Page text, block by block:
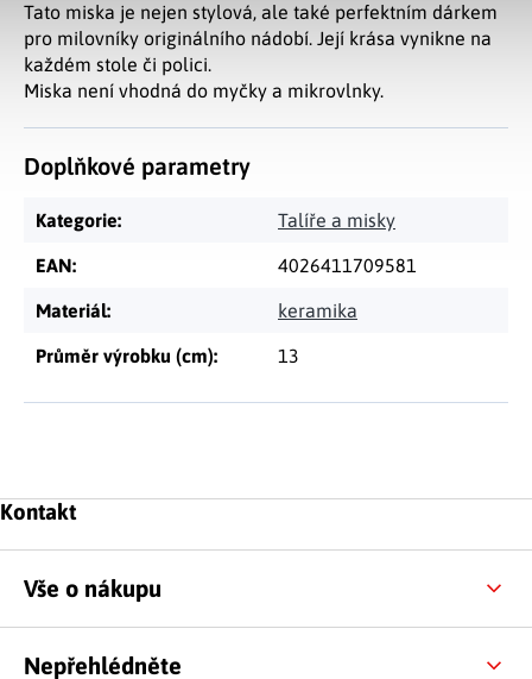
Tato miska je nejen stylová, ale také perfektním dárkem
pro milovníky originálního nádobí. Její krása vynikne na
každém stole či polici.
Miska není vhodná do myčky a mikrovlnky.
Doplňkové parametry
Kategorie: Talíře a misky
EAN: 4026411709581
Materiál: keramika
Průměr výrobku (cm): 13
Zápatí
Kontakt
Vše o nákupu
Nepřehlédněte